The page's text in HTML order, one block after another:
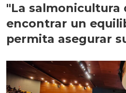
"La salmonicultura
encontrar un
permita asegurar